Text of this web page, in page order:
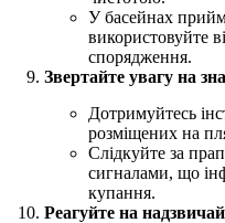
У басейнах
використовуйте
спорядження.
Звертайте увагу на
Дотримуйтесь
розміщених на
Слідкуйте за
сигналами, що
купання.
Реагуйте на